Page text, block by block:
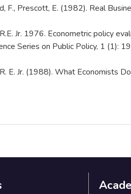
F., Prescott, E. (1982). Real
Jr. 1976. Econometric policy
Series on Public Policy, 1 (1):
E. Jr. (1988). What Economists